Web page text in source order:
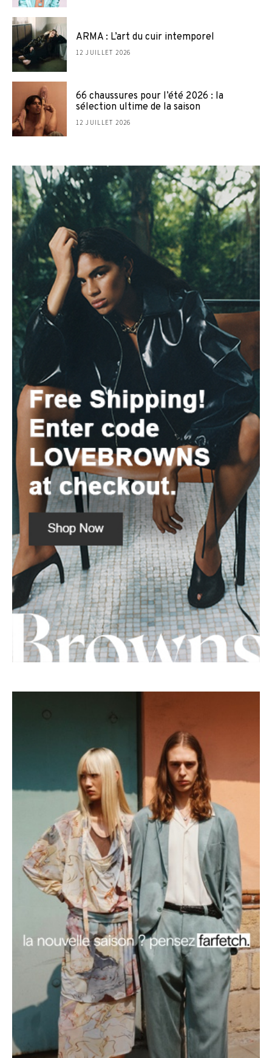
ARMA : L’art du cuir intemporel
12 JUILLET 2026
66 chaussures pour l’été 2026 : la
sélection ultime de la saison
12 JUILLET 2026